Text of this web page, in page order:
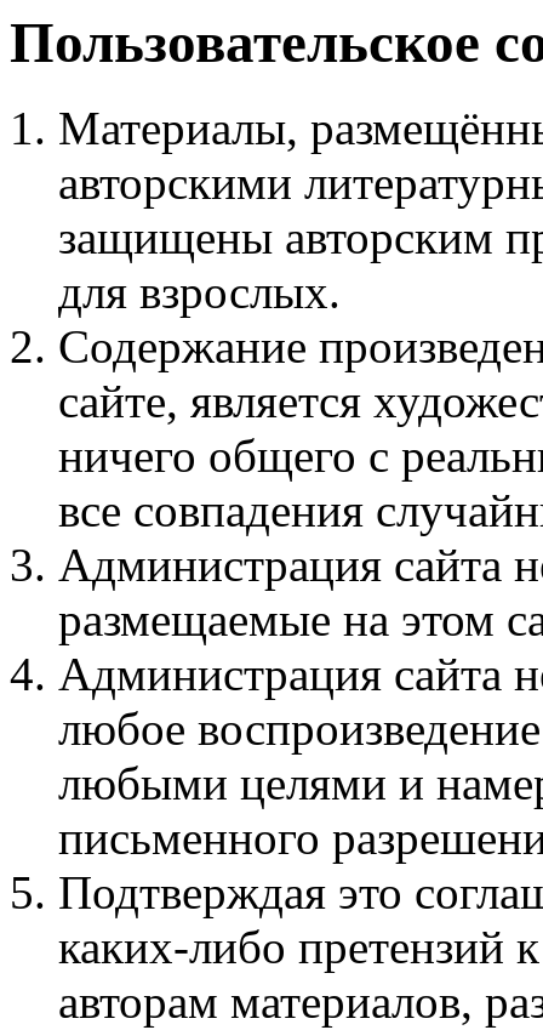
Пользовательское
Материалы,
авторскими
защищены авторским
для взрослых.
Содержание
сайте, является
ничего общего с
все совпадения
Администрация сайта
размещаемые на этом
Администрация сайта
любое
любыми целями и
письменного
Подтверждая это
каких-либо претензий
авторам материалов,